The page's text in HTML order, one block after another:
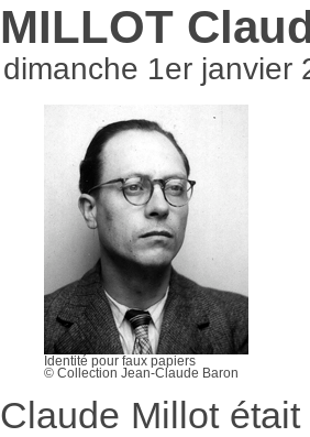
MILLOT
dimanche 1er janvier
Identité pour faux papiers
© Collection Jean-Claude Baron
Claude Millot